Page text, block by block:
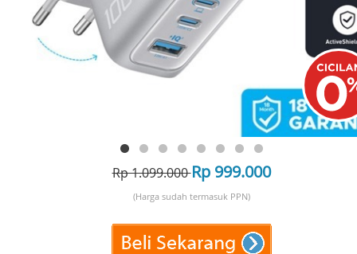
Rp 1.099.000Rp 999.000
(Harga sudah termasuk PPN)